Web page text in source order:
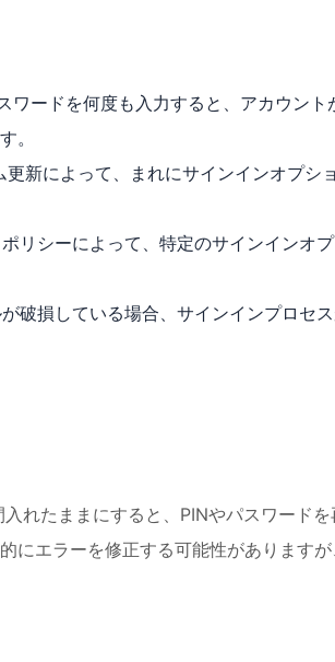
ワードを何度も入力すると、アカウント
。
新によって、まれにサインインオプシ
リシーによって、特定のサインインオ
破損している場合、サインインプロセ
れたままにすると、PINやパスワード
にエラーを修正する可能性があります